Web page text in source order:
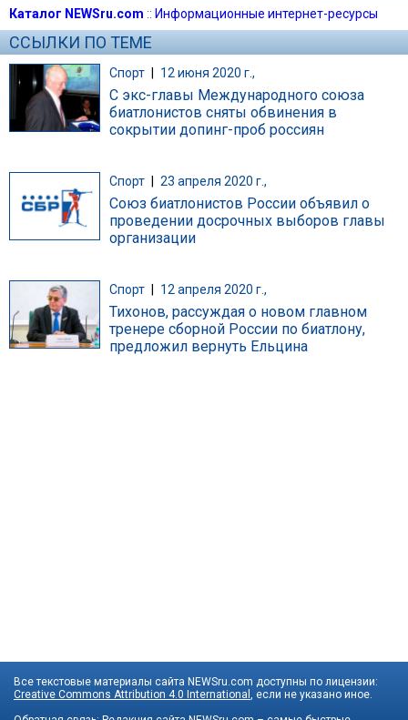
Каталог NEWSru.com :: Информационные интернет-ресурсы
ССЫЛКИ ПО ТЕМЕ
Спорт | 12 июня 2020 г.,
С экс-главы Международного союза
биатлонистов сняты обвинения в
сокрытии допинг-проб россиян
Спорт 23 апреля 2020 г.,
Союз биатлонистов России объявил о
проведении досрочных выборов главы
организации
Спорт 12 апреля 2020 г.,
Тихонов, рассуждая о новом главном
тренере сборной России по биатлону,
предложил вернуть Ельцина
Все текстовые материалы сайта NEWSru.com доступны по лицензии:
Creative Commons Attribution 4.0 International , если не указано иное.